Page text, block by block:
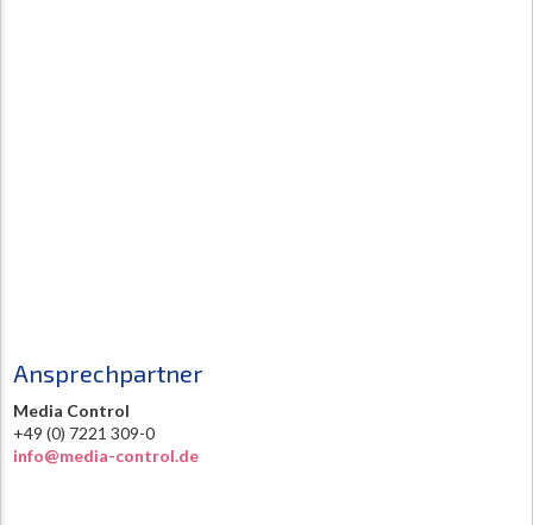
Ansprechpartner
Media Control
+49 (0) 7221 309-0
info@media-control.de